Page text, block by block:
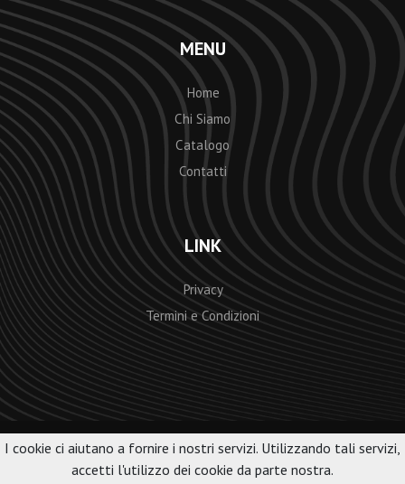
MENU
Home
Chi Siamo
Catalogo
Contatti
LINK
Privacy
Termini e Condizioni
© 2018Obdo - graphic and web All rights reserved.
I cookie ci aiutano a fornire i nostri servizi. Utilizzando tali servizi,
accetti l'utilizzo dei cookie da parte nostra.